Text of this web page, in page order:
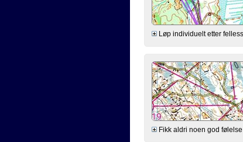
Løp individuelt etter
Fikk aldri noen god